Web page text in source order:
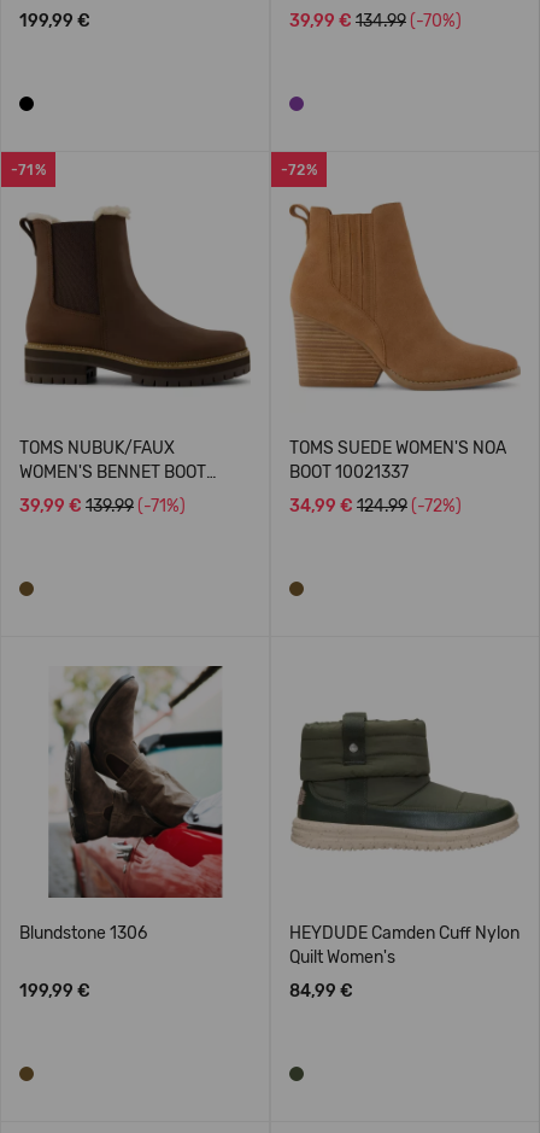
199,99 €
39,99 € 134.99 (-70%)
-71%
TOMS NUBUK/FAUX
WOMEN'S BENNET BOOT
10021285
39,99 € 139.99 (-71%)
-72%
TOMS SUEDE WOMEN'S NOA
BOOT 10021337
34,99 € 124.99 (-72%)
Blundstone 1306
199,99 €
HEYDUDE Camden Cuff Nylon
Quilt Women's
84,99 €